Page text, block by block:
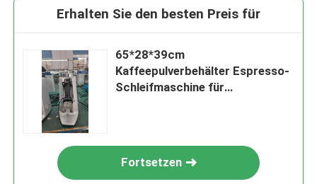
Erhalten Sie den besten Preis für
65*28*39cm
Kaffeepulverbehälter Espresso-
Schleifmaschine für
Fortsetzen